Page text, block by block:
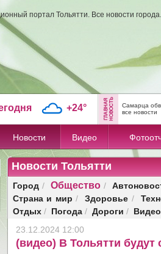
портал Тольятти. Все новости города.
+24°
Самарца
все новости
Новости Видео
Новости Тольятти
Город / Общество/
Страна и мир / Здоровье /
Отдых / Погода / Дороги /
23.12.2024 12:00
(видео) В Тольятти